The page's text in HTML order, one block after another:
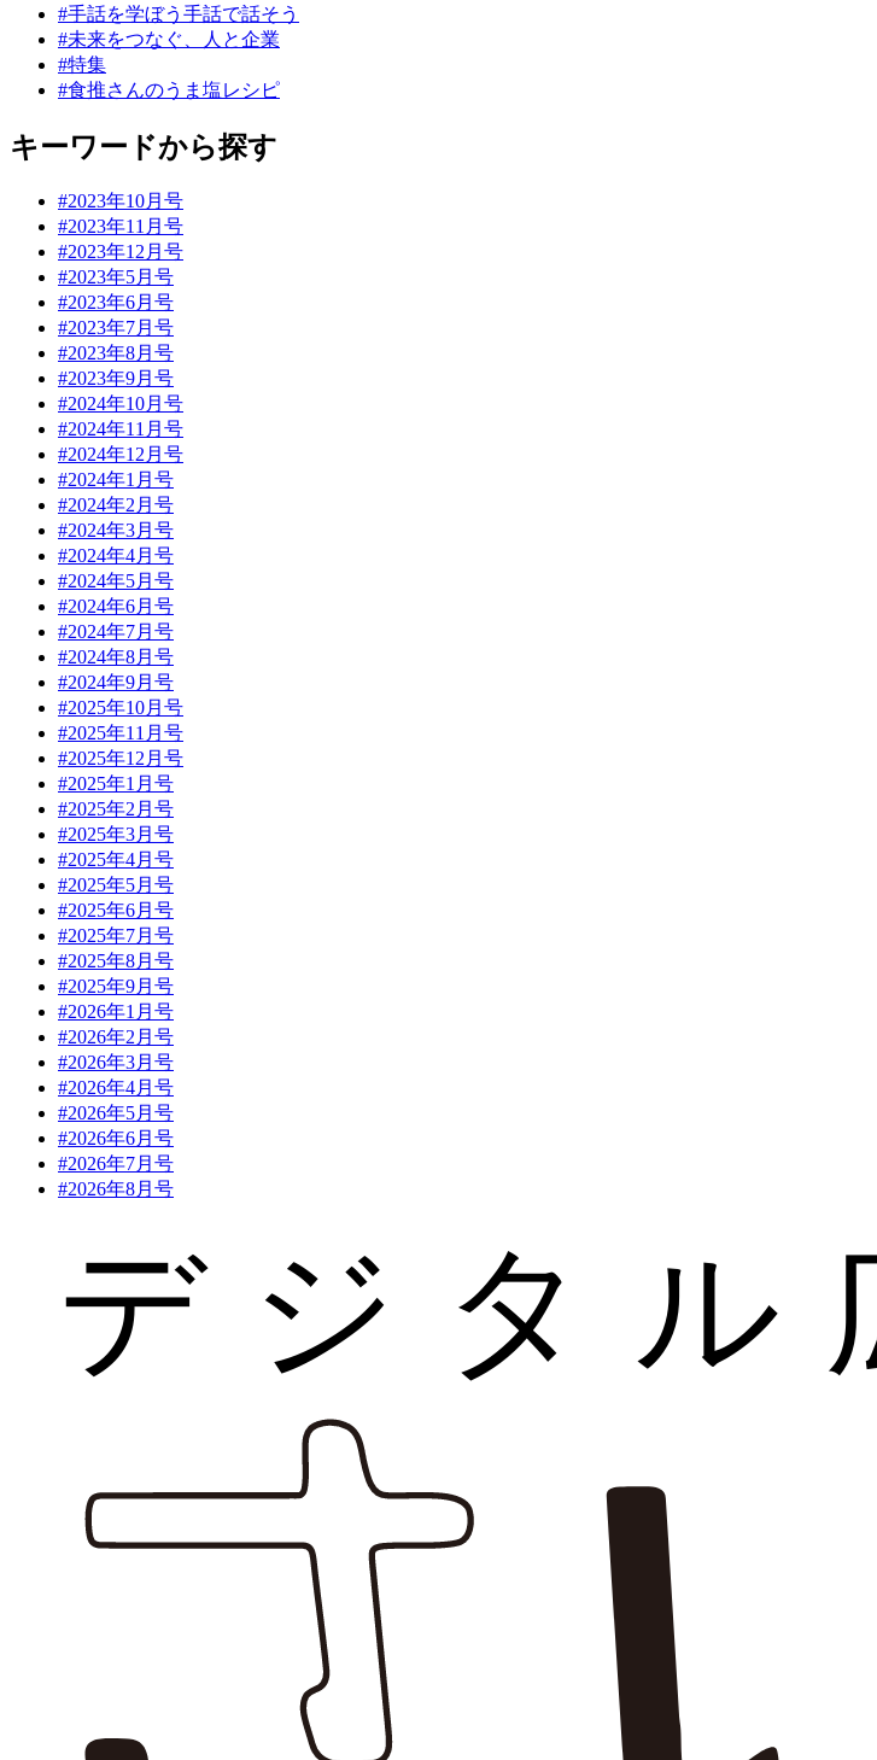
#手話を学ぼう手話で話そう
#未来をつなぐ、人と企業
#特集
#食推さんのうま塩レシピ
キーワードから探す
#2023年10月号
#2023年11月号
#2023年12月号
#2023年5月号
#2023年6月号
#2023年7月号
#2023年8月号
#2023年9月号
#2024年10月号
#2024年11月号
#2024年12月号
#2024年1月号
#2024年2月号
#2024年3月号
#2024年4月号
#2024年5月号
#2024年6月号
#2024年7月号
#2024年8月号
#2024年9月号
#2025年10月号
#2025年11月号
#2025年12月号
#2025年1月号
#2025年2月号
#2025年3月号
#2025年4月号
#2025年5月号
#2025年6月号
#2025年7月号
#2025年8月号
#2025年9月号
#2026年1月号
#2026年2月号
#2026年3月号
#2026年4月号
#2026年5月号
#2026年6月号
#2026年7月号
#2026年8月号